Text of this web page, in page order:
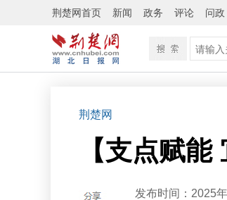
荆楚网首页 新闻 政务 评论 问政
荆楚网
【支点赋
发布时间：2025